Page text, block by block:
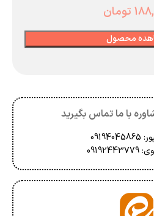
تومان
محصول
با ما تماس بگیرید